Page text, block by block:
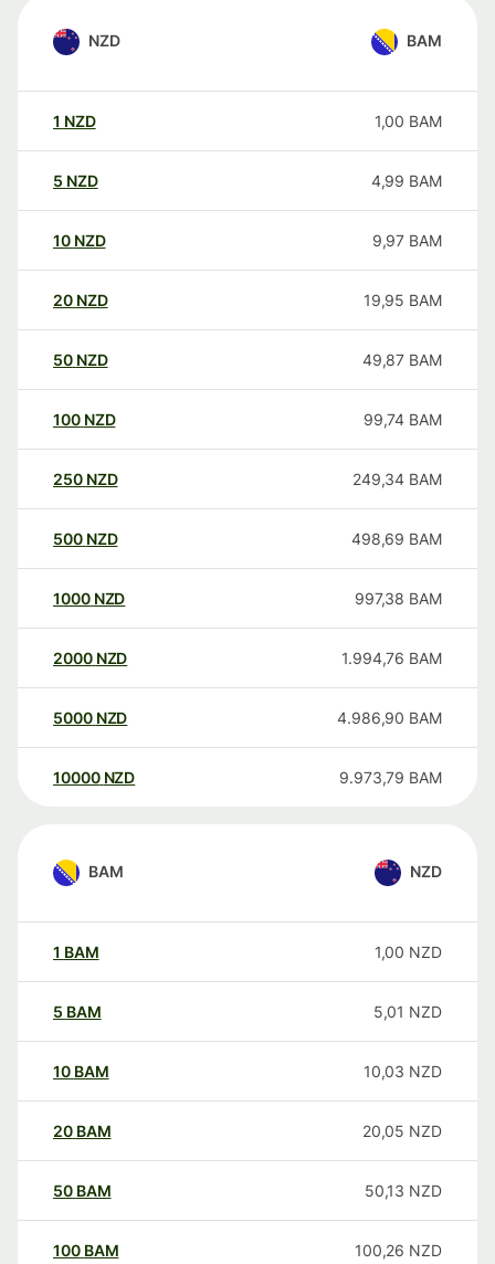
NZD BAM
1 NZD 1,00 BAM
5 NZD 4,99 BAM
10 NZD 9,97 BAM
20 NZD 19,95 BAM
50 NZD 49,87 BAM
100 NZD 99,74 BAM
250 NZD 249,34 BAM
500 NZD 498,69 BAM
1000 NZD 997,38 BAM
2000 NZD 1.994,76 BAM
5000 NZD 4.986,90 BAM
10000 NZD 9.973,79 BAM
BAM NZD
1 BAM 1,00 NZD
5 BAM 5,01 NZD
10 BAM 10,03 NZD
20 BAM 20,05 NZD
50 BAM 50,13 NZD
100 BAM 100,26 NZD